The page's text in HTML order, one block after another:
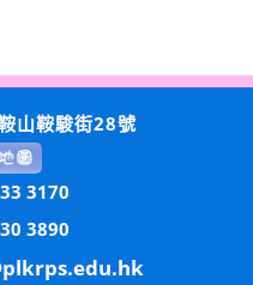
山鞍駿街28號
3170
3890